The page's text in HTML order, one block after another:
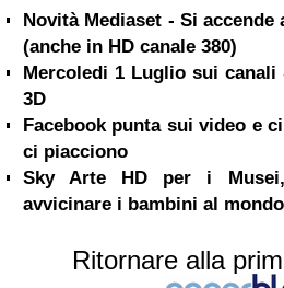
Novità Mediaset - Si
(anche in HD canale 380)
Mercoledi 1 Luglio sui canali
3D
Facebook punta sui video e
ci piacciono
Sky Arte HD per i
avvicinare i bambini al
Ritornare alla